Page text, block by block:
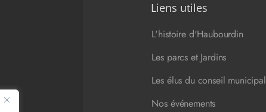
Liens utiles
L'histoire d'Haubourdin
Les parcs et Jardins
Les élus du conseil municipal
Nos événements